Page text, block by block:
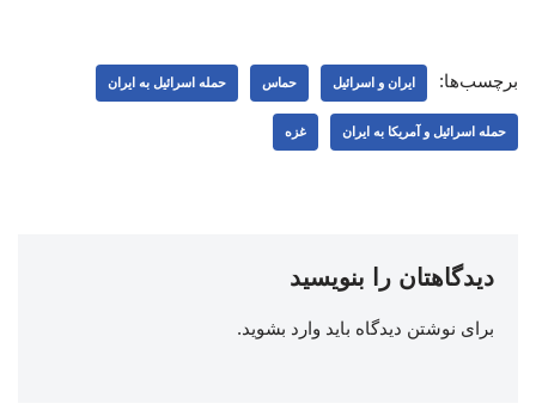
برچسب‌ها: ایران و اسرائیل حماس حمله اسرائیل به ایران
حمله اسرائیل و آمریکا به ایران غزه
دیدگاهتان را بنویسید
برای نوشتن دیدگاه باید وارد بشوید.